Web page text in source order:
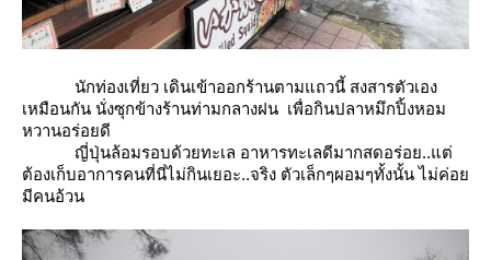
นักท่องเที่ยว เดินเข้าออกร้านตามแถวนี้ สงสารตัวเอง
เหมือนกัน นั่งซุกข้างร้านท่ามกลางฝน เพื่อกินปลาหมึกปิ้งหอม
หวานอร่อยดี
ญี่ปุ่นล้อมรอบด้วยทะเล อาหารทะเลดีมากสดอร่อย..แต่
ต้องเก็บอาการคนที่นี่ไม่กินเยอะ..จริง ตัวเล็กๆผอมๆทั้งนั้น ไม่ค่อ
มีคนอ้วน